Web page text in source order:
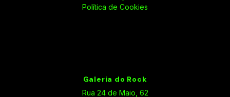
Política de Cookies
Galeria do Rock
Rua 24 de Maio, 62